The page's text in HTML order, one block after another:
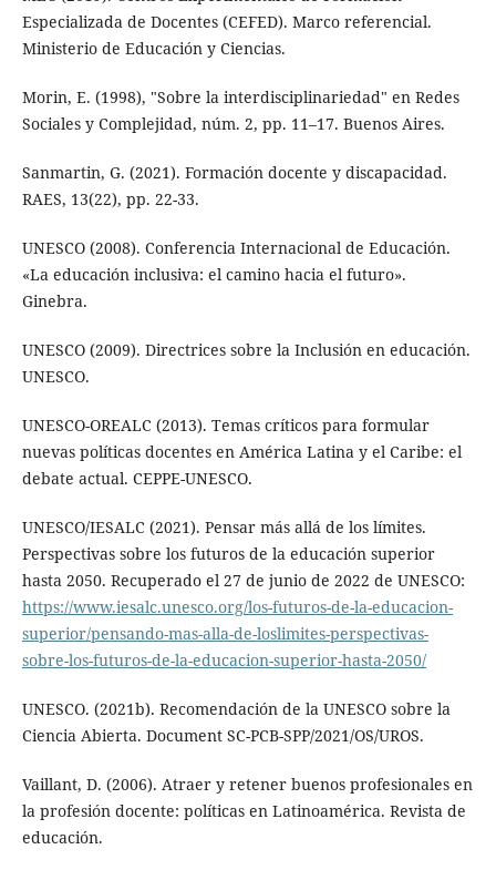
Especializada de Docentes (CEFED). Marco referencial.
Ministerio de Educación y Ciencias.
Morin, E. (1998), "Sobre la interdisciplinariedad" en Redes
Sociales y Complejidad, núm. 2, pp. 11–17. Buenos Aires.
Sanmartin, G. (2021). Formación docente y discapacidad.
RAES, 13(22), pp. 22-33.
UNESCO (2008). Conferencia Internacional de Educación.
«La educación inclusiva: el camino hacia el futuro».
Ginebra.
UNESCO (2009). Directrices sobre la Inclusión en educación.
UNESCO.
UNESCO-OREALC (2013). Temas críticos para formular
nuevas políticas docentes en América Latina y el Caribe: el
debate actual. CEPPE-UNESCO.
UNESCO/IESALC (2021). Pensar más allá de los límites.
Perspectivas sobre los futuros de la educación superior
hasta 2050. Recuperado el 27 de junio de 2022 de UNESCO:
https://www.iesalc.unesco.org/los-futuros-de-la-educacion-
superior/pensando-mas-alla-de-loslimites-perspectivas-
sobre-los-futuros-de-la-educacion-superior-hasta-2050/
UNESCO. (2021b). Recomendación de la UNESCO sobre la
Ciencia Abierta. Document SC-PCB-SPP/2021/OS/UROS.
Vaillant, D. (2006). Atraer y retener buenos profesionales en
la profesión docente: políticas en Latinoamérica. Revista de
educación.